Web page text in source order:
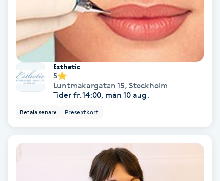
Nagelsvamp
Nageltrång
Nagelvård
Naglar borttagning
Esthetic
5
Luntmakargatan 15, Stockholm
Tider fr. 14:00, mån 10 aug.
Betala senare Presentkort